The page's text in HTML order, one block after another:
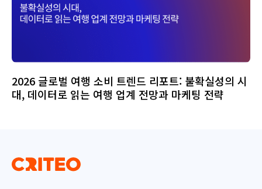
2026 글로벌 여행 소비 트렌드 리포트: 불확실성의 시
대, 데이터로 읽는 여행 업계 전망과 마케팅 전략